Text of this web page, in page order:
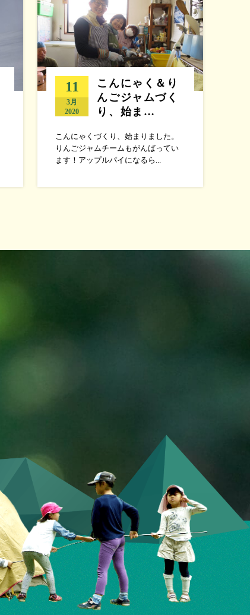
11
3月
2020
こんにゃく＆り
んごジャムづく
り、始ま…
こんにゃくづくり、始まりました。
りんごジャムチームもがんばってい
ます！アップルパイになるら...